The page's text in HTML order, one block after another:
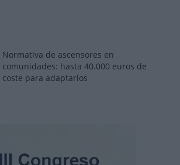
Normativa de ascensores en
comunidades: hasta 40.000 euros de
coste para adaptarlos